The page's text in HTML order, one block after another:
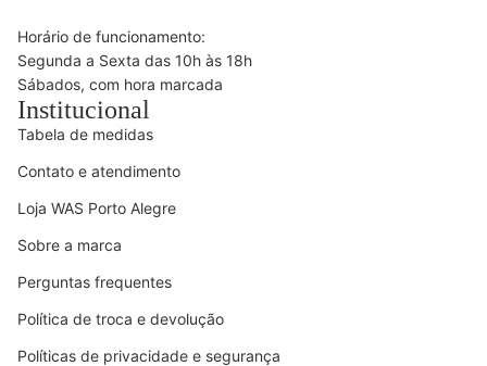
Horário de funcionamento:
Segunda a Sexta das 10h às 18h
Sábados, com hora marcada
Institucional
Tabela de medidas
Contato e atendimento
Loja WAS Porto Alegre
Sobre a marca
Perguntas frequentes
Política de troca e devolução
Políticas de privacidade e segurança